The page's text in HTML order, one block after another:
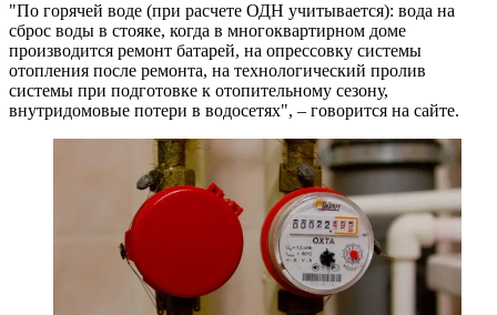
"По горячей воде (при расчете ОДН учитывается): вода на
сброс воды в стояке, когда в многоквартирном доме
производится ремонт батарей, на опрессовку системы
отопления после ремонта, на технологический пролив
системы при подготовке к отопительному сезону,
внутридомовые потери в водосетях", – говорится на сайте.